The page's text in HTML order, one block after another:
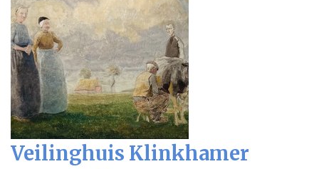
Veilinghuis Klinkhamer